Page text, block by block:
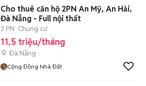
Cho thuê căn hộ 2PN An Mỹ, An Hải,
Đà Nẵng - Full nội thất
2 PN Chung cư
11,5 triệu/tháng
Đà Nẵng
Cộng Đồng Nhà Đất